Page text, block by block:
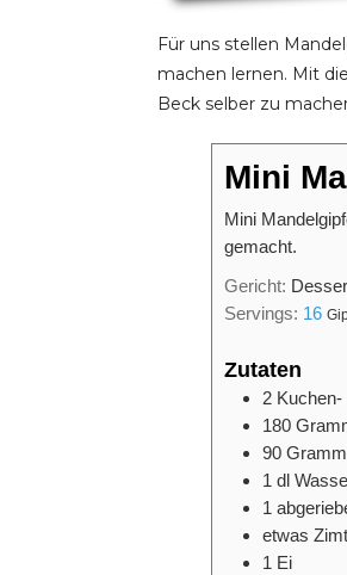
Für uns stellen
machen lernen. Mit
Beck selber zu
Mini
Mini
gemacht.
Gericht:
Servings: 16
Zutaten
2 Kuchen-
180
90 Gramm
1 dl
1
etwas Zimt
1 Ei